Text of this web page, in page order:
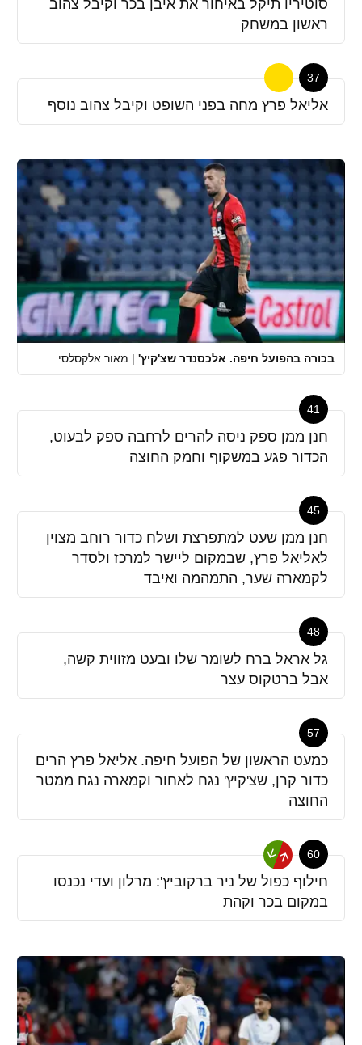
סוטיריו תיקל באיחור את איבן בכר וקיבל צהוב
ראשון במשחק
37
אליאל פרץ מחה בפני השופט וקיבל צהוב נוסף
בכורה בהפועל חיפה. אלכסנדר שצ'קיץ' | מאור אלקסלסי
41
חנן ממן ספק ניסה להרים לרחבה ספק לבעוט,
הכדור פגע במשקוף וחמק החוצה
45
חנן ממן שעט למתפרצת ושלח כדור רוחב מצוין
לאליאל פרץ, שבמקום ליישר למרכז ולסדר
לקמארה שער, התמהמה ואיבד
48
גל אראל ברח לשומר שלו ובעט מזווית קשה,
אבל ברטקוס עצר
57
כמעט הראשון של הפועל חיפה. אליאל פרץ הרים
כדור קרן, שצ'קיץ' נגח לאחור וקמארה נגח ממטר
החוצה
60
חילוף כפול של ניר ברקוביץ': מרלון ועדי נכנסו
במקום בכר וקהת